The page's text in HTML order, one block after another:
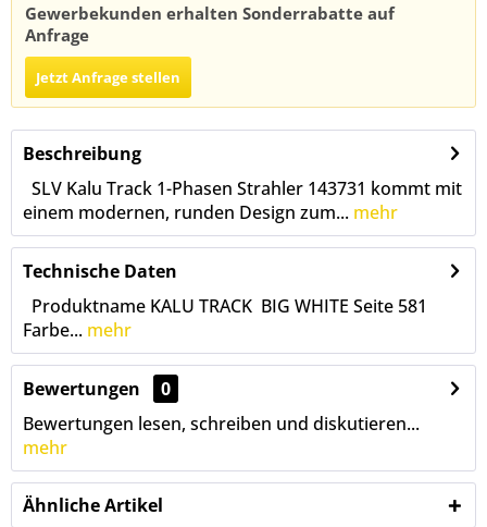
Gewerbekunden erhalten Sonderrabatte auf
Anfrage
Jetzt Anfrage stellen
Beschreibung
SLV Kalu Track 1-Phasen Strahler 143731 kommt mit
einem modernen, runden Design zum... mehr
Technische Daten
Produktname KALU TRACK BIG WHITE Seite 581
Farbe... mehr
Bewertungen
0
Bewertungen lesen, schreiben und diskutieren...
mehr
Ähnliche Artikel